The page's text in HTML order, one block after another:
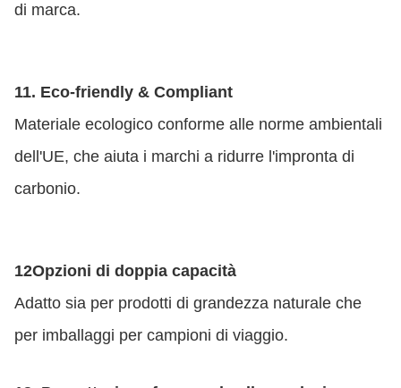
di marca.
11. Eco-friendly & Compliant
Materiale ecologico conforme alle norme ambientali
dell'UE, che aiuta i marchi a ridurre l'impronta di
carbonio.
12Opzioni di doppia capacità
Adatto sia per prodotti di grandezza naturale che
per imballaggi per campioni di viaggio.